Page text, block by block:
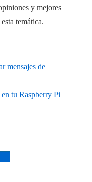
y mejores
temática.
mensajes de
tu Raspberry Pi